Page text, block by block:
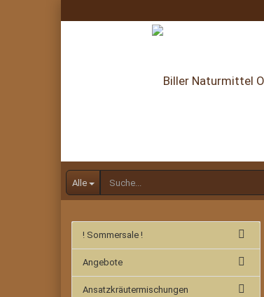
Alle
! Sommersale !
Angebote
Ansatzkräutermischungen